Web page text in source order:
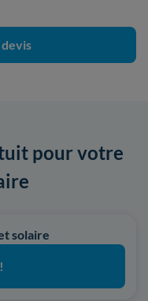
pour votre
solaire